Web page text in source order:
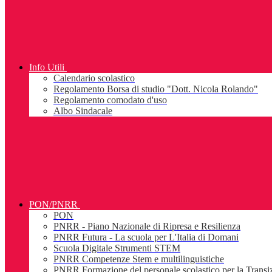
Info Utili
Calendario scolastico
Regolamento Borsa di studio "Dott. Nicola Rolando"
Regolamento comodato d'uso
Albo Sindacale
PON/PNRR
PON
PNRR - Piano Nazionale di Ripresa e Resilienza
PNRR Futura - La scuola per L'Italia di Domani
Scuola Digitale Strumenti STEM
PNRR Competenze Stem e multilinguistiche